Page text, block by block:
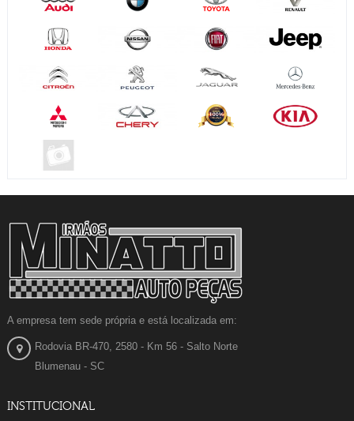
A empresa tem sede própria e está localizada em:
Rodovia BR-470, 2580 - Km 56 - Salto Norte
Blumenau - SC
INSTITUCIONAL